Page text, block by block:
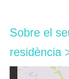
Sobre el
residència